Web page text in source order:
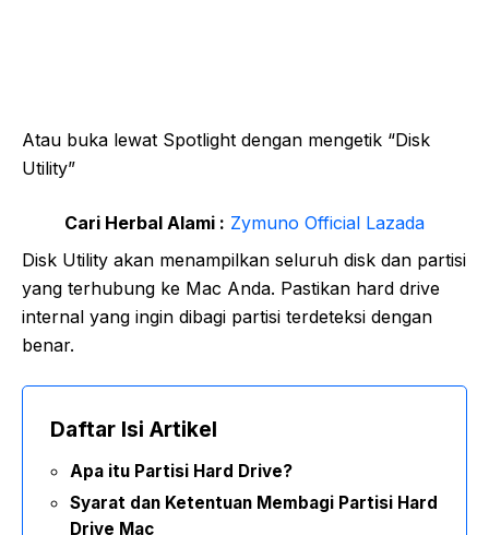
Atau buka lewat Spotlight dengan mengetik “Disk
Utility”
Cari Herbal Alami : Zymuno Official Lazada
Disk Utility akan menampilkan seluruh disk dan partisi
yang terhubung ke Mac Anda. Pastikan hard drive
internal yang ingin dibagi partisi terdeteksi dengan
benar.
Daftar Isi Artikel
Apa itu Partisi Hard Drive?
Syarat dan Ketentuan Membagi Partisi Hard
Drive Mac